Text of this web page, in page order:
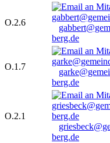
O.2.6
berg.de
O.1.7
berg.de
O.2.1
berg.de